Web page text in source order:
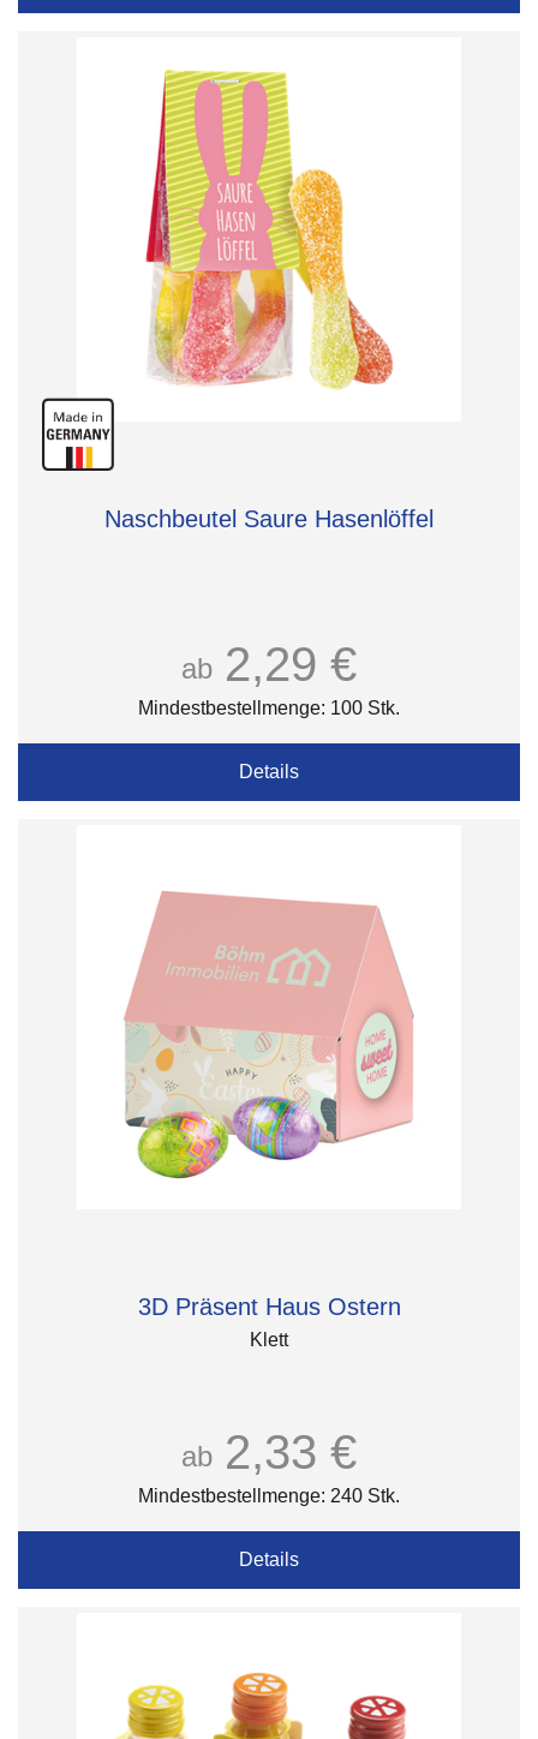
Naschbeutel Saure Hasenlöffel
ab 2,29 €
Mindestbestellmenge: 100 Stk.
Details
3D Präsent Haus Ostern
Klett
ab 2,33 €
Mindestbestellmenge: 240 Stk.
Details